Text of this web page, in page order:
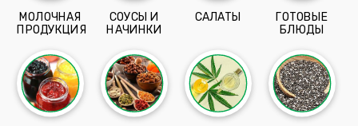
МОЛОЧНАЯ
ПРОДУКЦИЯ
СОУСЫ И
НАЧИНКИ
САЛАТЫ
ГОТОВЫЕ
БЛЮДЫ